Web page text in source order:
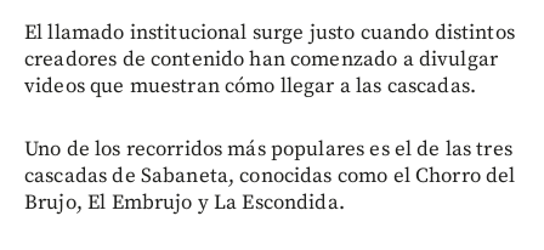
El llamado institucional surge justo cuando distintos
creadores de contenido han comenzado a divulgar
videos que muestran cómo llegar a las cascadas.
Uno de los recorridos más populares es el de las tres
cascadas de Sabaneta, conocidas como el Chorro del
Brujo, El Embrujo y La Escondida.